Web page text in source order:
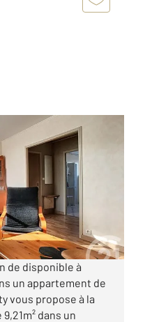
à louer
de disponible à
un appartement de
vous propose à la
dans un